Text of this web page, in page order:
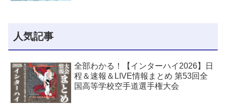
人気記事
全部わかる！【インターハイ2026】日
程＆速報＆LIVE情報まとめ 第53回全
国高等学校空手道選手権大会